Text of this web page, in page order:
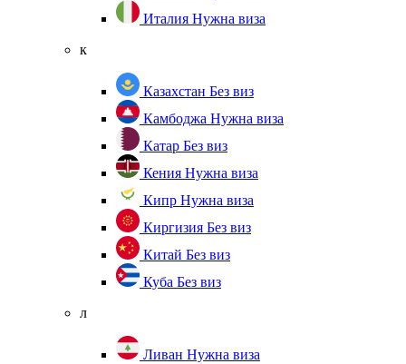
Италия Нужна виза
к
Казахстан Без виз
Камбоджа Нужна виза
Катар Без виз
Кения Нужна виза
Кипр Нужна виза
Киргизия Без виз
Китай Без виз
Куба Без виз
л
Ливан Нужна виза